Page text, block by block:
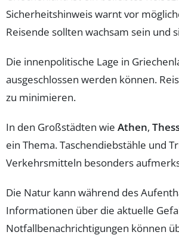
Sicherheitshinweis warnt vor
Reisende sollten wachsam sein und
Die innenpolitische Lage in
ausgeschlossen werden können.
zu minimieren.
In den Großstädten wie Athen,
ein Thema. Taschendiebstähle und
Verkehrsmitteln besonders
Die Natur kann während des
Informationen über die aktuelle
Notfallbenachrichtigungen können